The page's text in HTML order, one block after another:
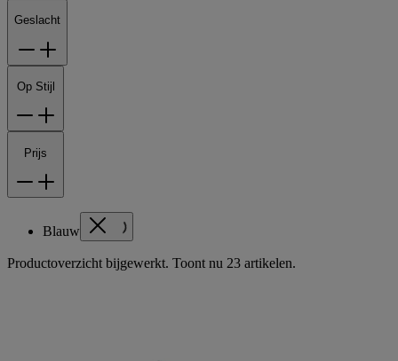
Geslacht
Op Stijl
Prijs
Blauw
Productoverzicht bijgewerkt. Toont nu 23 artikelen.